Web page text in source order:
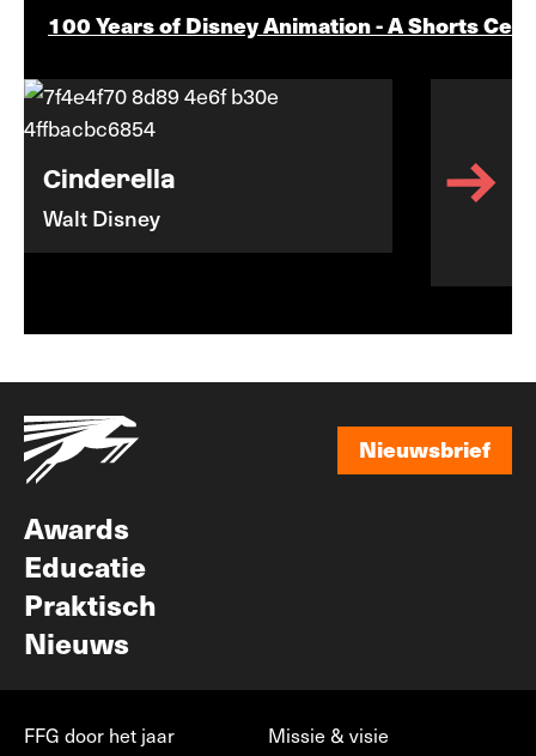
100 Years of Disney Animation - A Shorts
Cinderella
Walt Disney
Nieuwsbrief
Awards
Educatie
Praktisch
Nieuws
FFG door het jaar Missie & visie